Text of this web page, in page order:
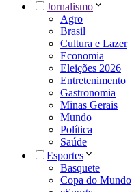
Jornalismo
Agro
Brasil
Cultura e Lazer
Economia
Eleições 2026
Entretenimento
Gastronomia
Minas Gerais
Mundo
Política
Saúde
Esportes
Basquete
Copa do Mundo